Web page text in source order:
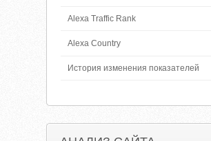
Alexa Traffic Rank
Alexa Country
История изменения показателей